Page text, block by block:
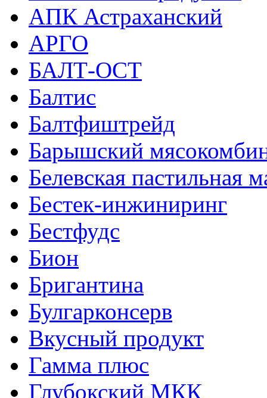
АПК Астраханский
АРГО
БАЛТ-ОСТ
Балтис
Балтфиштрейд
Барышский
Белевская пастильная
Бестек-инжиниринг
Бестфудс
Бион
Бригантина
Булгарконсерв
Вкусный продукт
Гамма плюс
Глубокский МКК